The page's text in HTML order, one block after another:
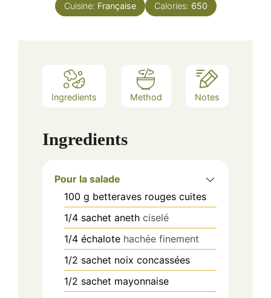
Cuisine: Française Calories: 650
Ingredients Method Notes
Ingredients
Pour la salade
100 g betteraves rouges cuites
1/4 sachet aneth ciselé
1/4 échalote hachée finement
1/2 sachet noix concassées
1/2 sachet mayonnaise